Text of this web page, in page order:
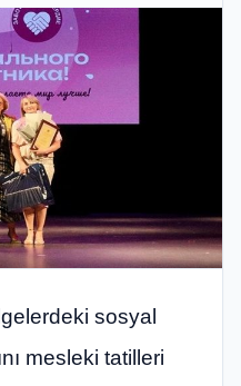
sosyal
mesleki tatilleri